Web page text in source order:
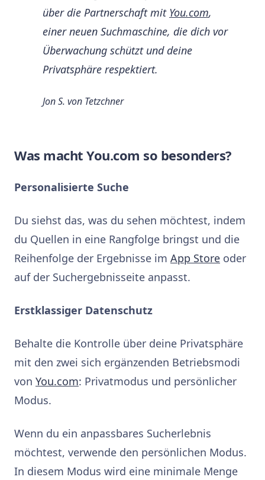
über die Partnerschaft mit You.com,
einer neuen Suchmaschine, die dich vor
Überwachung schützt und deine
Privatsphäre respektiert.
Jon S. von Tetzchner
Was macht You.com so besonders?
Personalisierte Suche
Du siehst das, was du sehen möchtest, indem
du Quellen in eine Rangfolge bringst und die
Reihenfolge der Ergebnisse im App Store oder
auf der Suchergebnisseite anpasst.
Erstklassiger Datenschutz
Behalte die Kontrolle über deine Privatsphäre
mit den zwei sich ergänzenden Betriebsmodi
von You.com: Privatmodus und persönlicher
Modus.
Wenn du ein anpassbares Sucherlebnis
möchtest, verwende den persönlichen Modus.
In diesem Modus wird eine minimale Menge